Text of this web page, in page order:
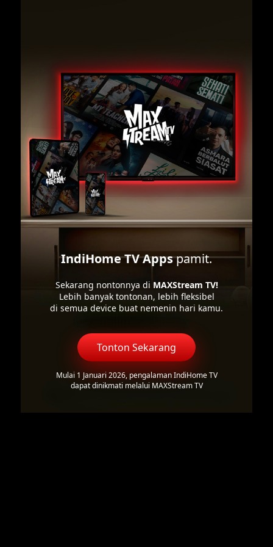
IndiHome TV Appspamit.
Sekarang nontonnya di MAXStream TV!
Lebih banyak tontonan, lebih fleksibel
di semua device buat nemenin hari kamu.
Tonton Sekarang
Mulai 1 Januari 2026, pengalaman IndiHome TV
dapat dinikmati melalui MAXStream TV